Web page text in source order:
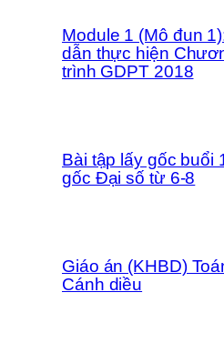
Module 1 (Mô đun
dẫn thực hiện
trình GDPT 2018
Bài tập lấy gốc buổi
gốc Đại số từ 6-8
Giáo án (KHBD)
Cánh diều